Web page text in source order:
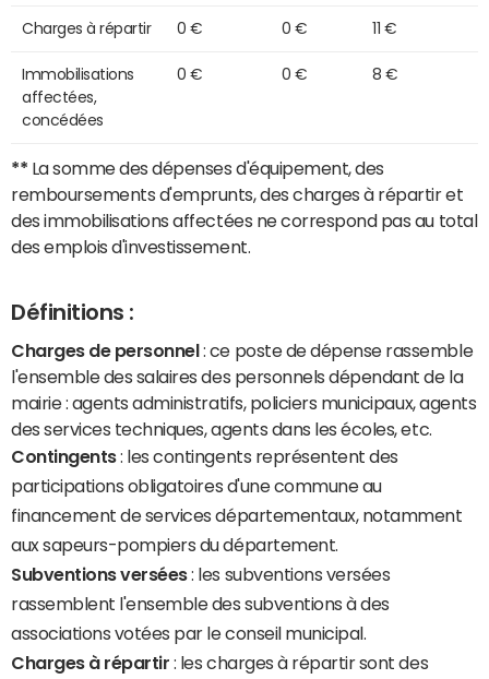
Charges à répartir 0 € 0 € 11 €
Immobilisations
affectées,
concédées
0 € 0 € 8 €
** La somme des dépenses d'équipement, des
remboursements d'emprunts, des charges à répartir et
des immobilisations affectées ne correspond pas au total
des emplois d'investissement.
Définitions :
Charges de personnel : ce poste de dépense rassemble
l'ensemble des salaires des personnels dépendant de la
mairie : agents administratifs, policiers municipaux, agents
des services techniques, agents dans les écoles, etc.
Contingents: les contingents représentent des
participations obligatoires d'une commune au
financement de services départementaux, notamment
aux sapeurs-pompiers du département.
Subventions versées: les subventions versées
rassemblent l'ensemble des subventions à des
associations votées par le conseil municipal.
Charges à répartir : les charges à répartir sont des